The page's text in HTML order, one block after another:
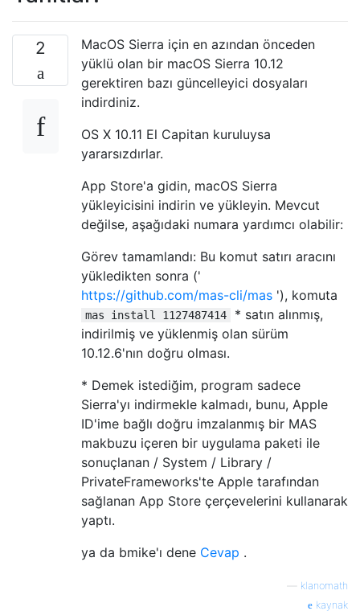
2
MacOS Sierra için en azından önceden
yüklü olan bir macOS Sierra 10.12
gerektiren bazı güncelleyici dosyaları
indirdiniz.
OS X 10.11 El Capitan kuruluysa
yararsızdırlar.
App Store'a gidin, macOS Sierra
yükleyicisini indirin ve yükleyin. Mevcut
değilse, aşağıdaki numara yardımcı olabilir:
Görev tamamlandı: Bu komut satırı aracını
yükledikten sonra ('
https://github.com/mas-cli/mas '), komuta
mas install 1127487414
* satın alınmış,
indirilmiş ve yüklenmiş olan sürüm
10.12.6'nın doğru olması.
* Demek istediğim, program sadece
Sierra'yı indirmekle kalmadı, bunu, Apple
ID'ime bağlı doğru imzalanmış bir MAS
makbuzu içeren bir uygulama paketi ile
sonuçlanan / System / Library /
PrivateFrameworks'te Apple tarafından
sağlanan App Store çerçevelerini kullanarak
yaptı.
ya da bmike'ı dene Cevap .
klanomath
kaynak